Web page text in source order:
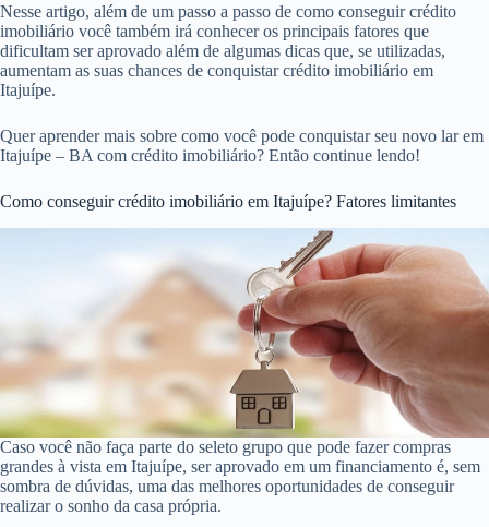
Nesse artigo, além de um passo a passo de como conseguir crédito
imobiliário você também irá conhecer os principais fatores que
dificultam ser aprovado além de algumas dicas que, se utilizadas,
aumentam as suas chances de conquistar crédito imobiliário em
Itajuípe.
Quer aprender mais sobre como você pode conquistar seu novo lar em
Itajuípe – BA com crédito imobiliário? Então continue lendo!
Como conseguir crédito imobiliário em Itajuípe? Fatores limitantes
Caso você não faça parte do seleto grupo que pode fazer compras
grandes à vista em Itajuípe, ser aprovado em um financiamento é, sem
sombra de dúvidas, uma das melhores oportunidades de conseguir
realizar o sonho da casa própria.